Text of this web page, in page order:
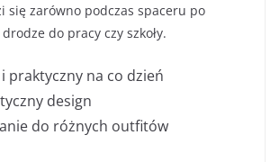
się zarówno podczas spaceru po
do pracy czy szkoły.
praktyczny na co dzień
design
do różnych outfitów